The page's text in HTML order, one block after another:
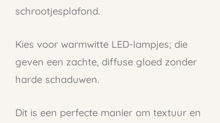
schrootjesplafond.
Kies voor warmwitte LED-lampjes; die
geven een zachte, diffuse gloed zonder
harde schaduwen.
Dit is een perfecte manier om textuur en